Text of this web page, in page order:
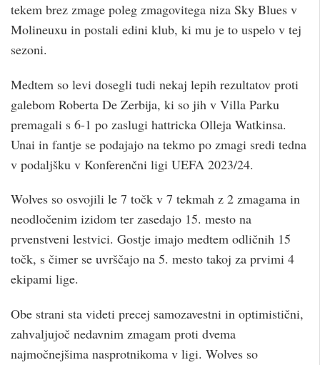
tekem brez zmage poleg zmagovitega niza Sky Blues v
Molineuxu in postali edini klub, ki mu je to uspelo v tej
sezoni.
Medtem so levi dosegli tudi nekaj lepih rezultatov proti
galebom Roberta De Zerbija, ki so jih v Villa Parku
premagali s 6-1 po zaslugi hattricka Olleja Watkinsa.
Unai in fantje se podajajo na tekmo po zmagi sredi tedna
v podaljšku v Konferenčni ligi UEFA 2023/24.
Wolves so osvojili le 7 točk v 7 tekmah z 2 zmagama in
neodločenim izidom ter zasedajo 15. mesto na
prvenstveni lestvici. Gostje imajo medtem odličnih 15
točk, s čimer se uvrščajo na 5. mesto takoj za prvimi 4
ekipami lige.
Obe strani sta videti precej samozavestni in optimistični,
zahvaljujoč nedavnim zmagam proti dvema
najmočnejšima nasprotnikoma v ligi. Wolves so